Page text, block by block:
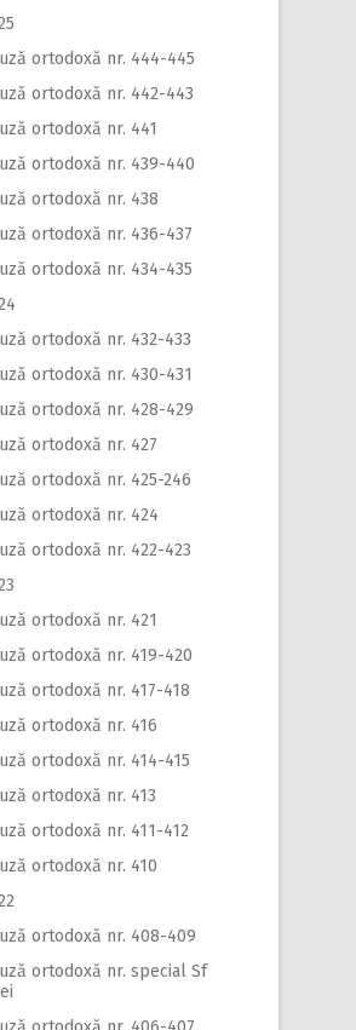
ortodoxă nr. 444-445
ortodoxă nr. 442-443
ortodoxă nr. 441
ortodoxă nr. 439-440
ortodoxă nr. 438
ortodoxă nr. 436-437
ortodoxă nr. 434-435
ortodoxă nr. 432-433
ortodoxă nr. 430-431
ortodoxă nr. 428-429
ortodoxă nr. 427
ortodoxă nr. 425-246
ortodoxă nr. 424
ortodoxă nr. 422-423
ortodoxă nr. 421
ortodoxă nr. 419-420
ortodoxă nr. 417-418
ortodoxă nr. 416
ortodoxă nr. 414-415
ortodoxă nr. 413
ortodoxă nr. 411-412
ortodoxă nr. 410
ortodoxă nr. 408-409
ortodoxă nr. special Sf